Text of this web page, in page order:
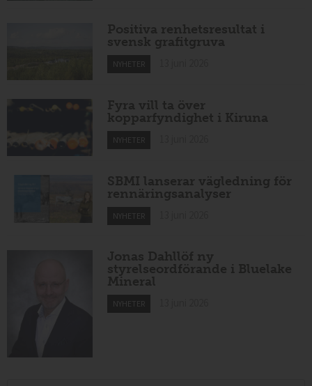
Positiva renhetsresultat i
svensk grafitgruva
NYHETER
Fyra vill ta över
kopparfyndighet i Kiruna
NYHETER
SBMI lanserar vägledning för
rennäringsanalyser
NYHETER
Jonas Dahllöf ny
styrelseordförande i Bluelake
Mineral
NYHETER